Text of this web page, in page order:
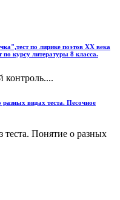
по лирике поэтов ХХ века
по курсу литературы 8 класса.
контроль....
видах теста. Песочное
теста. Понятие о разных